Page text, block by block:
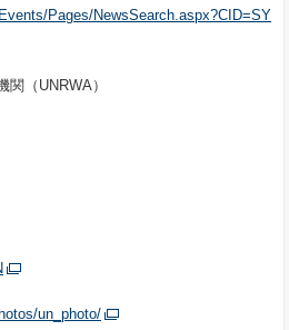
Pages/NewsSearch.aspx?CID=SY
（UNRWA）
un_photo/